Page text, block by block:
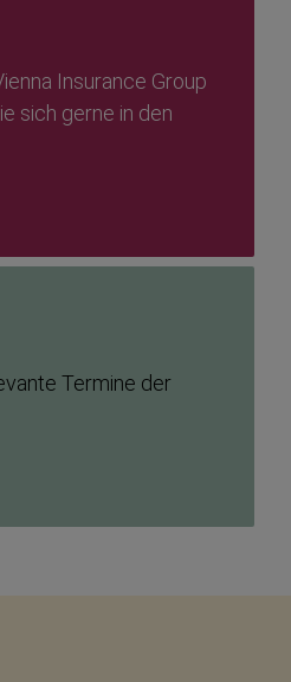
Insurance Group
sich gerne in den
Termine der